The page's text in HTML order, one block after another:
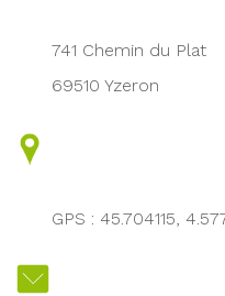
741 Chemin du Plat
69510 Yzeron
GPS : 45.704115,